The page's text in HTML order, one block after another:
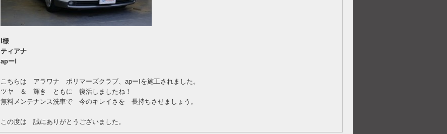
I様
ティアナ
apーⅠ
こちらは アラワナ ポリマーズクラブ、apーⅠを施工されました。
ツヤ ＆ 輝き ともに 復活しましたね！
無料メンテナンス洗車で 今のキレイさを 長持ちさせましょう。
この度は 誠にありがとうございました。